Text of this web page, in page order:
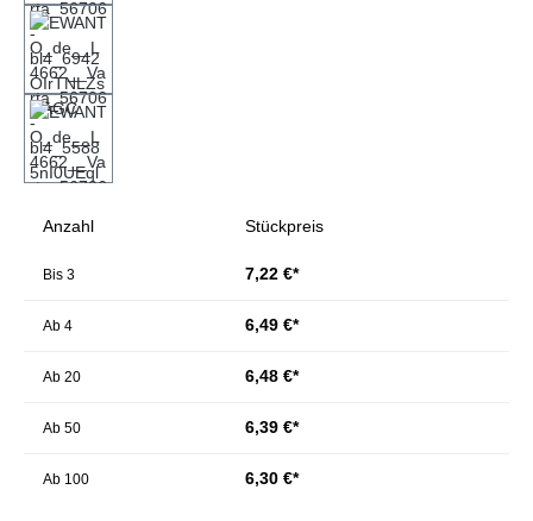
Anzahl Stückpreis
Bis 3 7,22 €*
Ab 4 6,49 €*
Ab 20 6,48 €*
Ab 50 6,39 €*
Ab 100 6,30 €*